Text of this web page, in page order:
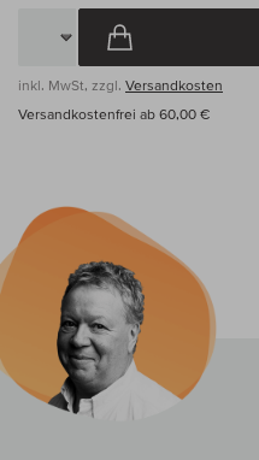
inkl. MwSt, zzgl. Versandkosten
Versandkostenfrei ab 60,00 €